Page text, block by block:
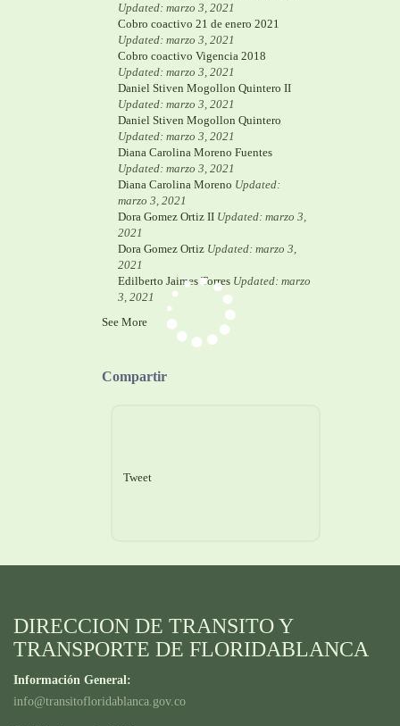
Updated: marzo 3, 2021
Cobro coactivo 21 de enero 2021
Updated: marzo 3, 2021
Cobro coactivo Vigencia 2018
Updated: marzo 3, 2021
Daniel Stiven Mogollon Quintero II
Updated: marzo 3, 2021
Daniel Stiven Mogollon Quintero
Updated: marzo 3, 2021
Diana Carolina Moreno Fuentes
Updated: marzo 3, 2021
Diana Carolina Moreno Updated:
marzo 3, 2021
Dora Gomez Ortiz II Updated: marzo 3,
2021
Dora Gomez Ortiz Updated: marzo 3,
2021
Edilberto Jaimes Torres Updated: marzo
3, 2021
See More
Compartir
Tweet
DIRECCION DE TRANSITO Y
TRANSPORTE DE FLORIDABLANCA
Información General:
info@transitofloridablanca.gov.co